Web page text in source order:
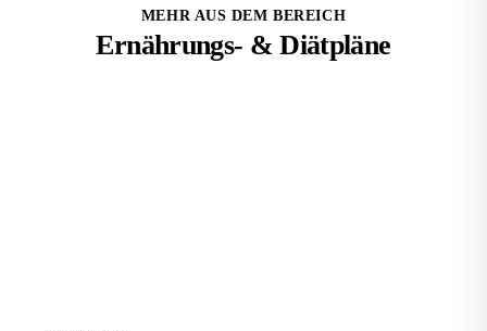
MEHR AUS DEM BEREICH
Ernährungs- & Diätpläne